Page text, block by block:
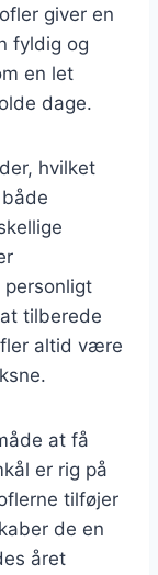
giver en
fyldig og
en let
dage.
hvilket
tilberede
altid være
at få
er rig på
tilføjer
de en
året